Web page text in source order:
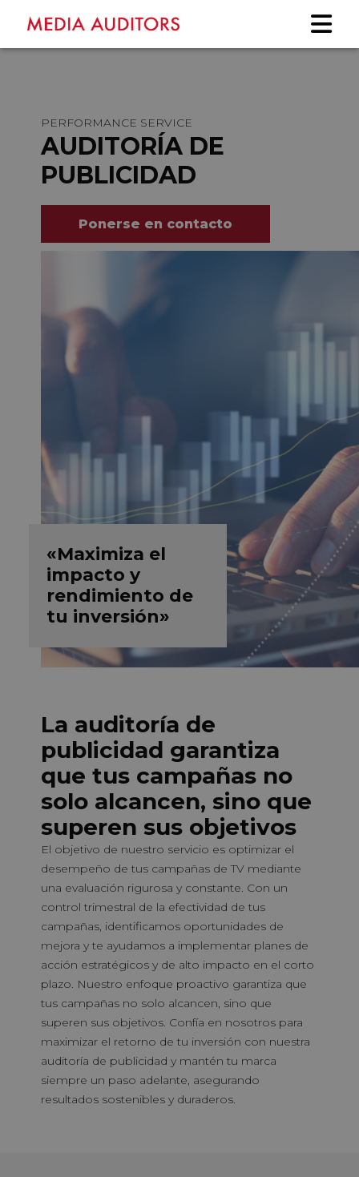
PERFORMANCE SERVICE
AUDITORÍA DE
PUBLICIDAD
Ponerse en contacto
«Maximiza el
impacto y
rendimiento de
tu inversión»
La auditoría de
publicidad garantiza
que tus campañas no
solo alcancen, sino que
superen sus objetivos
El objetivo de nuestro servicio es optimizar el
desempeño de tus campañas de TV mediante
una evaluación rigurosa y constante. Con un
control trimestral de la efectividad de tus
campañas, identificamos oportunidades de
mejora y te ayudamos a implementar planes de
acción estratégicos y de alto impacto en el corto
plazo. Nuestro enfoque proactivo garantiza que
tus campañas no solo alcancen, sino que
superen sus objetivos. Confía en nosotros para
maximizar el retorno de tu inversión con nuestra
auditoría de publicidad y mantén tu marca
siempre un paso adelante, asegurando
resultados sostenibles y duraderos.